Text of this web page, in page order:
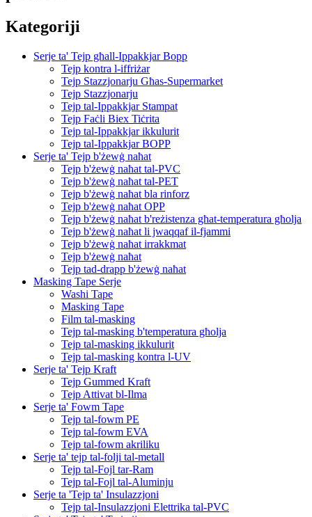
Kategoriji
Serje ta' Tejp għall-Ippakkjar Bopp
Tejp kontra l-iffriżar
Tejp Stazzjonarju Għas-Supermarket
Tejp Stazzjonarju
Tejp tal-Ippakkjar Stampat
Tejp Faċli Biex Tiċrita
Tejp tal-Ippakkjar ikkulurit
Tejp tal-Ippakkjar BOPP
Serje ta' Tejp b'żewġ naħat
Tejp b'żewġ naħat tal-PVC
Tejp b'żewġ naħat tal-PET
Tejp b'żewġ naħat bla rinforz
Tejp b'żewġ naħat OPP
Tejp b'żewġ naħat b'reżistenza għat-temperatura għolja
Tejp b'żewġ naħat li jwaqqaf il-fjammi
Tejp b'żewġ naħat irrakkmat
Tejp b'żewġ naħat
Tejp tad-drapp b'żewġ naħat
Masking Tape Serje
Washi Tape
Masking Tape
Film tal-masking
Tejp tal-masking b'temperatura għolja
Tejp tal-masking ikkulurit
Tejp tal-masking kontra l-UV
Serje ta' Tejp Kraft
Tejp Gummed Kraft
Tejp Attivat bl-Ilma
Serje ta' Fowm Tape
Tejp tal-fowm PE
Tejp tal-fowm EVA
Tejp tal-fowm akriliku
Serje ta' tejp tal-folji tal-metall
Tejp tal-Fojl tar-Ram
Tejp tal-Fojl tal-Aluminju
Serje ta 'Tejp ta' Insulazzjoni
Tejp tal-Insulazzjoni Elettrika tal-PVC